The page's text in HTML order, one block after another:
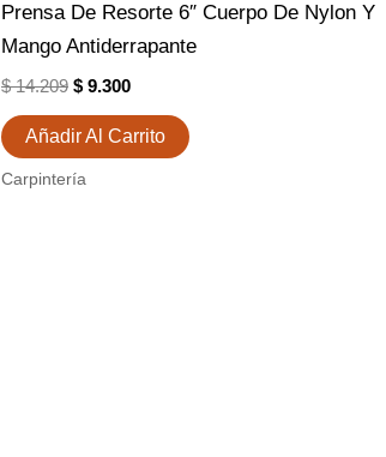
Prensa De Resorte 6″ Cuerpo De Nylon Y
Mango Antiderrapante
$14.209 $ 9.300
Añadir Al Carrito
Carpintería